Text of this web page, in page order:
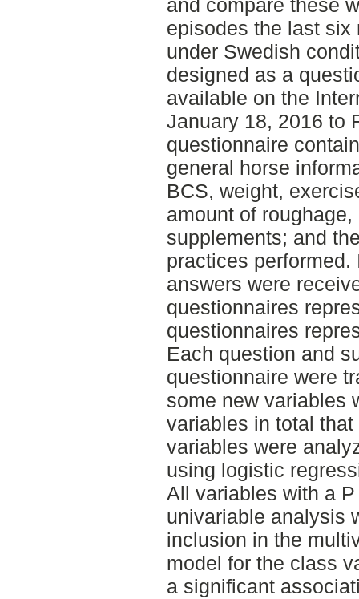
and compare these
episodes the last six
under Swedish
designed as a
available on the
January 18, 2016 to
questionnaire
general horse
BCS, weight,
amount of
supplements; and
practices
answers were
questionnaires
questionnaires
Each question and
questionnaire were
some new variables
variables in total
variables were
using logistic
All variables with a
univariable analysis
inclusion in the
model for the class
a significant